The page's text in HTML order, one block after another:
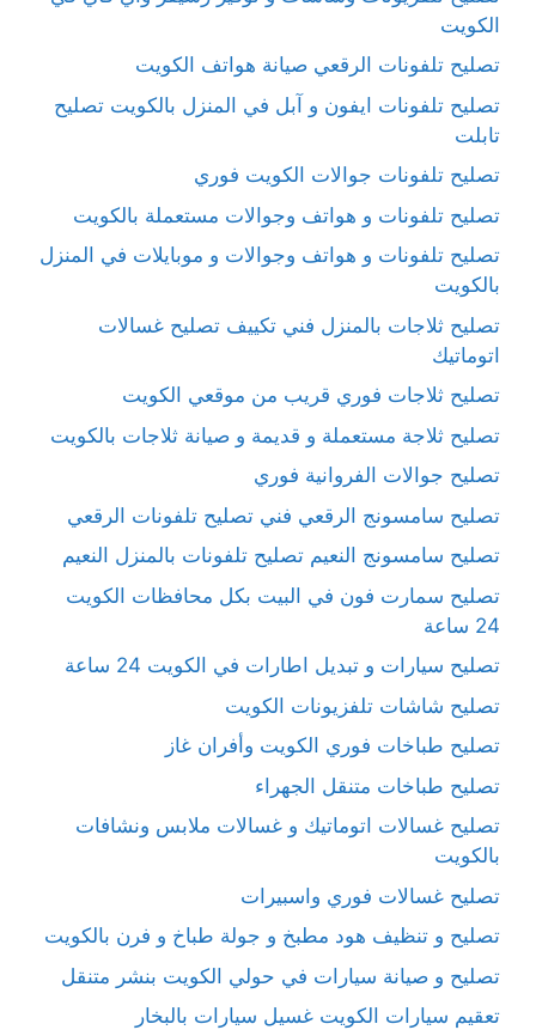
الكويت
تصليح تلفونات الرقعي صيانة هواتف الكويت
تصليح تلفونات ايفون و آبل في المنزل بالكويت تصليح
تابلت
تصليح تلفونات جوالات الكويت فوري
تصليح تلفونات و هواتف وجوالات مستعملة بالكويت
تصليح تلفونات و هواتف وجوالات و موبايلات في المنزل
بالكويت
تصليح ثلاجات بالمنزل فني تكييف تصليح غسالات
اتوماتيك
تصليح ثلاجات فوري قريب من موقعي الكويت
تصليح ثلاجة مستعملة و قديمة و صيانة ثلاجات بالكويت
تصليح جوالات الفروانية فوري
تصليح سامسونج الرقعي فني تصليح تلفونات الرقعي
تصليح سامسونج النعيم تصليح تلفونات بالمنزل النعيم
تصليح سمارت فون في البيت بكل محافظات الكويت
24 ساعة
تصليح سيارات و تبديل اطارات في الكويت 24 ساعة
تصليح شاشات تلفزيونات الكويت
تصليح طباخات فوري الكويت وأفران غاز
تصليح طباخات متنقل الجهراء
تصليح غسالات اتوماتيك و غسالات ملابس ونشافات
بالكويت
تصليح غسالات فوري واسبيرات
تصليح و تنظيف هود مطبخ و جولة طباخ و فرن بالكويت
تصليح و صيانة سيارات في حولي الكويت بنشر متنقل
تعقيم سيارات الكويت غسيل سيارات بالبخار